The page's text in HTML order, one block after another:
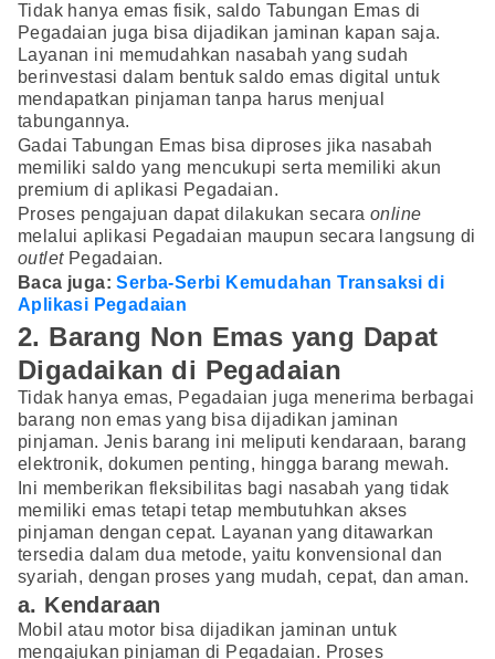
Tidak hanya emas fisik, saldo Tabungan Emas di
Pegadaian juga bisa dijadikan jaminan kapan saja.
Layanan ini memudahkan nasabah yang sudah
berinvestasi dalam bentuk saldo emas digital untuk
mendapatkan pinjaman tanpa harus menjual
tabungannya.
Gadai Tabungan Emas bisa diproses jika nasabah
memiliki saldo yang mencukupi serta memiliki akun
premium di aplikasi Pegadaian.
Proses pengajuan dapat dilakukan secara online
melalui aplikasi Pegadaian maupun secara langsung di
outlet Pegadaian.
Baca juga:Serba-Serbi Kemudahan Transaksi di
Aplikasi Pegadaian
2. Barang Non Emas yang Dapat
Digadaikan di Pegadaian
Tidak hanya emas, Pegadaian juga menerima berbagai
barang non emas yang bisa dijadikan jaminan
pinjaman. Jenis barang ini meliputi kendaraan, barang
elektronik, dokumen penting, hingga barang mewah.
Ini memberikan fleksibilitas bagi nasabah yang tidak
memiliki emas tetapi tetap membutuhkan akses
pinjaman dengan cepat. Layanan yang ditawarkan
tersedia dalam dua metode, yaitu konvensional dan
syariah, dengan proses yang mudah, cepat, dan aman.
a. Kendaraan
Mobil atau motor bisa dijadikan jaminan untuk
mengajukan pinjaman di Pegadaian. Proses